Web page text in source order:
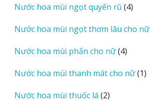
Nước hoa mùi ngọt quyến rũ 44
phẩm
Nước hoa mùi ngọt thơm lâu cho nữ
Nước hoa mùi phấn cho nữ 44
phẩm
Nước hoa mùi thanh mát cho nữ 11
Nước hoa mùi thuốc lá 22